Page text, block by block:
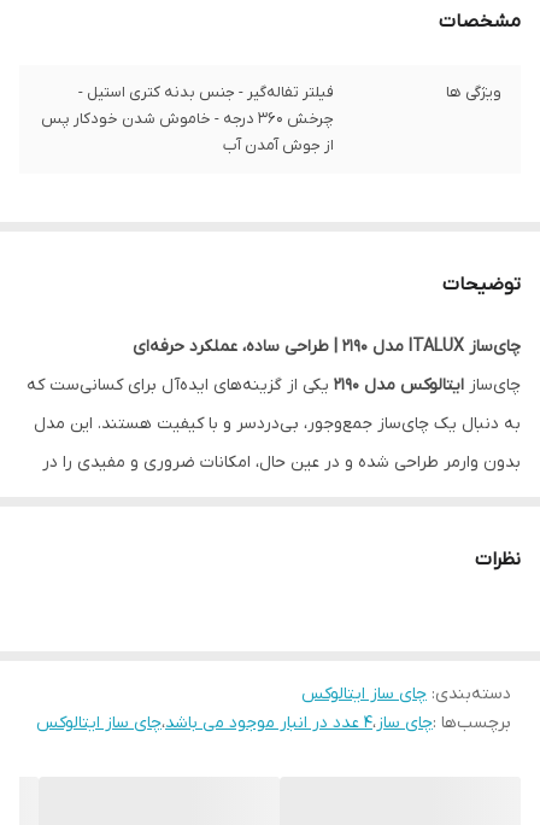
مشخصات
ویژگی ها
فیلتر تفاله‌گیر - جنس بدنه کتری استیل -
چرخش ۳۶۰ درجه - خاموش شدن خودکار پس
از جوش آمدن آب
توضیحات
چای‌ساز ITALUX مدل 2190 | طراحی ساده، عملکرد حرفه‌ای
چای‌ساز ایتالوکس مدل 2190
یکی از گزینه‌های ایده‌آل برای کسانی‌ست که
به دنبال یک چای‌ساز جمع‌وجور، بی‌دردسر و با کیفیت هستند. این مدل
بدون وارمر طراحی شده و در عین حال، امکانات ضروری و مفیدی را در
فیلتر تفاله‌گیر
خاموش شدن خودکار پس از جوش آمدن آب
صرفه‌جویی در مصرف انرژی
نظرات
دسته‌بندی: چای ساز ایتالوکس
برچسب‌ها :چای ساز،4 عدد در انبار موجود می باشد ،چای ساز ایتالوکس